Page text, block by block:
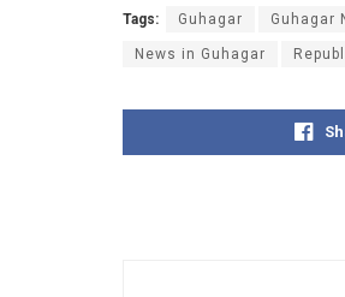
Tags: Guhagar Guhagar
News in Guhagar